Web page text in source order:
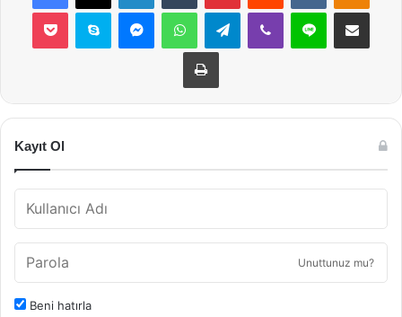
Pocket Skype MessengerWhatsAppTelegramViber Line E-Posta ile
Yazdır
Kayıt Ol
Unuttunuz mu?
Beni hatırla